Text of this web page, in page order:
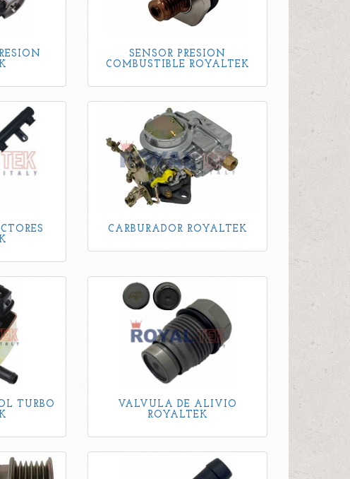
SENSOR PRESION
COMBUSTIBLE ROYALTEK
CARBURADOR ROYALTEK
TURBO
VALVULA DE ALIVIO
ROYALTEK